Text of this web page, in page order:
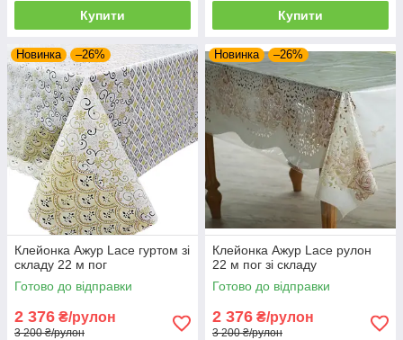
Купити Купити
Новинка –26%
Клейонка Ажур Lace гуртом зі
складу 22 м пог
Готово до відправки
2 376 ₴/рулон
3 200 ₴/рулон
Новинка –26%
Клейонка Ажур Lace рулон
22 м пог зі складу
Готово до відправки
2 376 ₴/рулон
3 200 ₴/рулон